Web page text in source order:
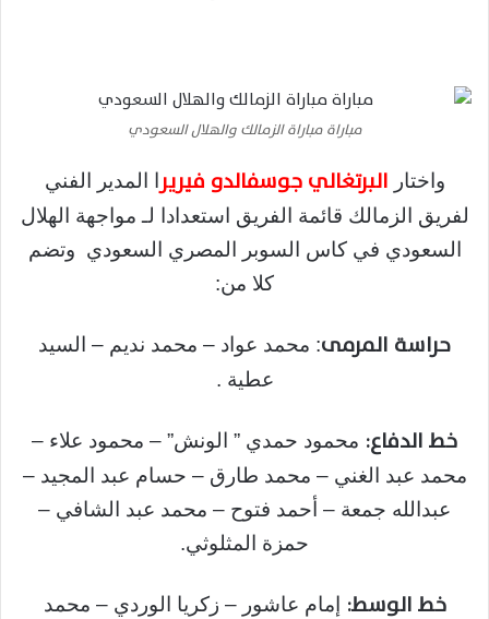
مباراة مباراة الزمالك والهلال السعودي
واختار البرتغالي جوسفالدو فيرير
ا المدير الفني
لفريق الزمالك قائمة الفريق استعدادا لـ مواجهة الهلال
السعودي في كاس السوبر المصري السعودي وتضم
كلا من:
حراسة المرمى: محمد عواد – محمد نديم – السيد
عطية .
خط الدفاع: محمود حمدي ” الونش” – محمود علاء –
محمد عبد الغني – محمد طارق – حسام عبد المجيد –
عبدالله جمعة – أحمد فتوح – محمد عبد الشافي –
حمزة المثلوثي.
خط الوسط: إمام عاشور – زكريا الوردي – محمد